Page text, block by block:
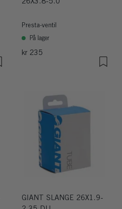
Presta-ventil
På lager
kr 235
GIANT SLANGE 26X1.9-